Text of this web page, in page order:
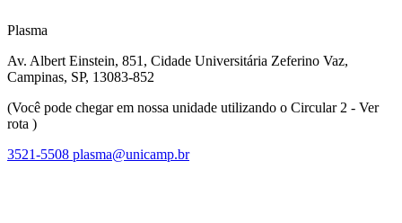
Plasma
Av. Albert Einstein, 851, Cidade Universitária Zeferino Vaz,
Campinas, SP, 13083-852
(Você pode chegar em nossa unidade utilizando o Circular 2 - Ver
rota )
3521-5508 plasma@unicamp.br